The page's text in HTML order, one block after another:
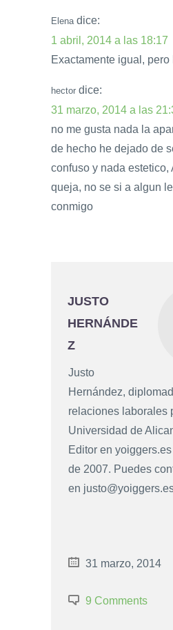
Elena dice:
1 abril, 2014 a las 18:17
Exactamente igual,
hector dice:
31 marzo, 2014 a las
no me gusta nada la
de hecho he dejado de
confuso y nada estetico,
queja, no se si a algun
conmigo
JUSTO
HERNÁNDE
Z
Justo
Hernández,
relaciones laborales
Universidad de
Editor en
de 2007. Puedes
en
31 marzo, 2014
9 Comments